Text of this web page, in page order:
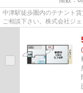
中津駅徒歩圏内のテナント
ご相談下さい。株式会社ジ